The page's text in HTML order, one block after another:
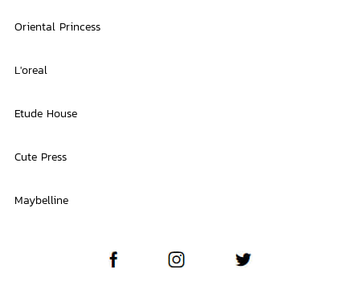
Oriental Princess
L'oreal
Etude House
Cute Press
Maybelline